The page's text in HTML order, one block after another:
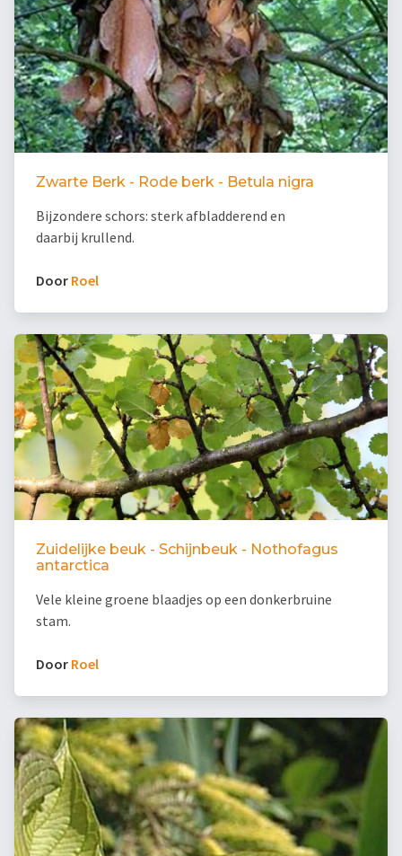
Zwarte Berk - Rode berk - Betula nigra
Bijzondere schors: sterk afbladderend en
daarbij krullend.
Door Roel
Zuidelijke beuk - Schijnbeuk - Nothofagus
antarctica
Vele kleine groene blaadjes op een donkerbruine
stam.
Door Roel